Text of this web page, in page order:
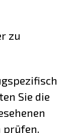
zu
Sie die
prüfen.